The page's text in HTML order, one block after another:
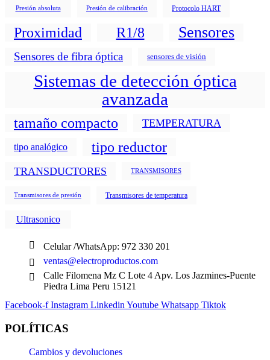
Presión absoluta Presión de calibración Protocolo HART
Proximidad R1/8 Sensores
Sensores de fibra óptica sensores de visión
Sistemas de detección óptica
avanzada
tamaño compacto TEMPERATURA
tipo analógico tipo reductor
TRANSDUCTORES TRANSMISORES
Transmisores de presión Transmisores de temperatura
Ultrasonico
Celular /WhatsApp: 972 330 201
ventas@electroproductos.com
Calle Filomena Mz C Lote 4 Apv. Los Jazmines-Puente
Piedra Lima Peru 15121
Facebook-f Instagram Linkedin Youtube Whatsapp Tiktok
POLÍTICAS
Cambios y devoluciones